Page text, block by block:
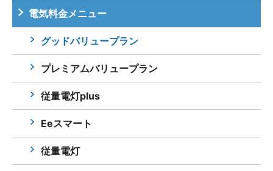
電気料金メニュー
グッドバリュープラン
プレミアムバリュープラン
従量電灯plus
Eeスマート
従量電灯